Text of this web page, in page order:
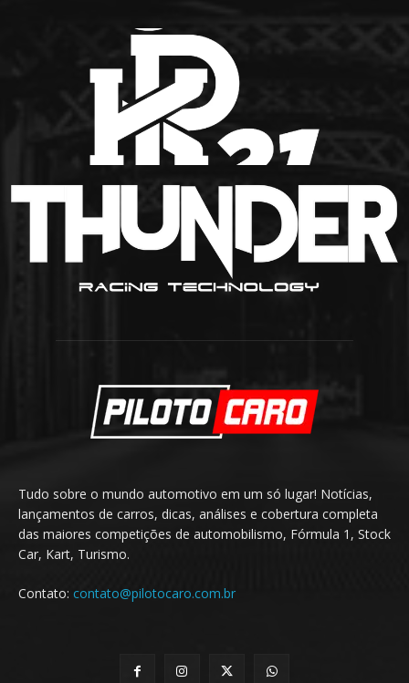
Tudo sobre o mundo automotivo em um só lugar! Notícias,
lançamentos de carros, dicas, análises e cobertura completa
das maiores competições de automobilismo, Fórmula 1, Stock
Car, Kart, Turismo.
Contato: contato@pilotocaro.com.br